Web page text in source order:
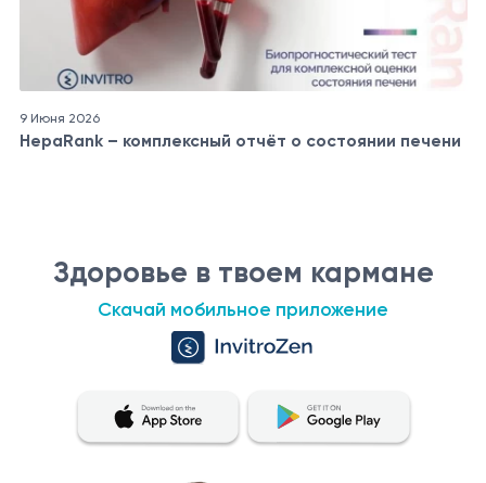
9 Июня 2026
HepaRank – комплексный отчёт о состоянии печени
Здоровье в твоем кармане
Скачай мобильное приложение